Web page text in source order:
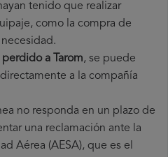
tenido que realizar
como la compra de
a Tarom, se puede
a la compañía
no responda en un plazo de
una reclamación ante la
Aérea (AESA), que es el